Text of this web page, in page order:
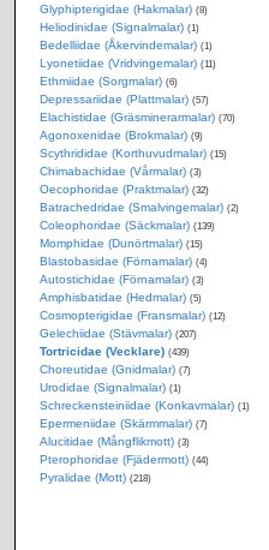
Glyphipterigidae (Hakmalar) (8)
Heliodinidae (Signalmalar) (1)
Bedelliidae (Åkervindemalar) (1)
Lyonetiidae (Vridvingemalar) (11)
Ethmiidae (Sorgmalar) (6)
Depressariidae (Plattmalar) (57)
Elachistidae (Gräsminerarmalar) (70)
Agonoxenidae (Brokmalar) (9)
Scythrididae (Korthuvudmalar) (15)
Chimabachidae (Vårmalar) (3)
Oecophoridae (Praktmalar) (32)
Batrachedridae (Smalvingemalar) (2)
Coleophoridae (Säckmalar) (139)
Momphidae (Dunörtmalar) (15)
Blastobasidae (Förnamalar) (4)
Autostichidae (Förnamalar) (3)
Amphisbatidae (Hedmalar) (5)
Cosmopterigidae (Fransmalar) (12)
Gelechiidae (Stävmalar) (207)
Tortricidae (Vecklare) (439)
Choreutidae (Gnidmalar) (7)
Urodidae (Signalmalar) (1)
Schreckensteiniidae (Konkavmalar) (1)
Epermeniidae (Skärmmalar) (7)
Alucitidae (Mångflikmott) (3)
Pterophoridae (Fjädermott) (44)
Pyralidae (Mott) (218)